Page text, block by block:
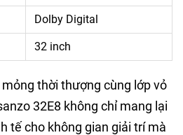
Dolby Digital
32 inch
thời thượng cùng lớp vỏ
​32E8 không chỉ mang lại
tế cho không gian giải trí mà